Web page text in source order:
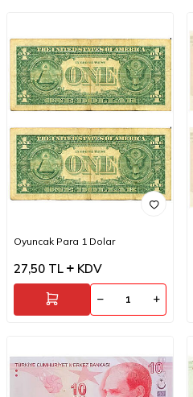
Oyuncak Para 1 Dolar
27,50 TL KDV